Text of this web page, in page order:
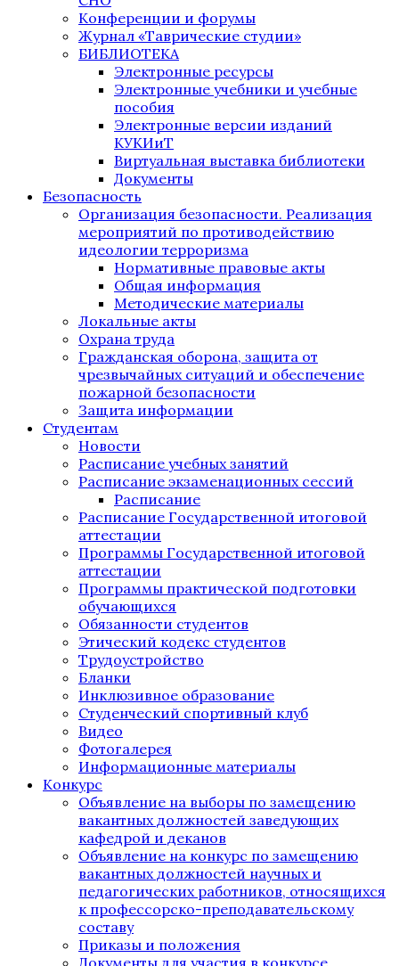
Конференции и форумы
Журнал «Таврические студии»
БИБЛИОТЕКА
Электронные ресурсы
Электронные учебники и учебные
пособия
Электронные версии изданий
КУКИиТ
Виртуальная выставка библиотеки
Документы
Безопасность
Организация безопасности. Реализация
мероприятий по противодействию
идеологии терроризма
Нормативные правовые акты
Общая информация
Методические материалы
Локальные акты
Охрана труда
Гражданская оборона, защита от
чрезвычайных ситуаций и обеспечение
пожарной безопасности
Защита информации
Студентам
Новости
Расписание учебных занятий
Расписание экзаменационных сессий
Расписание
Расписание Государственной итоговой
аттестации
Программы Государственной итоговой
аттестации
Программы практической подготовки
обучающихся
Обязанности студентов
Этический кодекс студентов
Трудоустройство
Бланки
Инклюзивное образование
Студенческий спортивный клуб
Видео
Фотогалерея
Информационные материалы
Конкурс
Объявление на выборы по замещению
вакантных должностей заведующих
кафедрой и деканов
Объявление на конкурс по замещению
вакантных должностей научных и
педагогических работников, относящихся
к профессорско-преподавательскому
составу
Приказы и положения
Документы для участия в конкурсе